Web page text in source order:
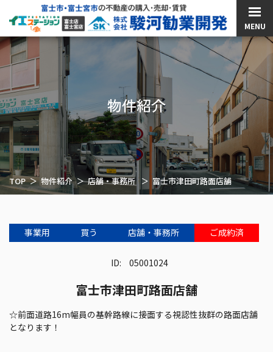
MENU
物件紹介
TOP 物件紹介 店舗・事務所 富士市津田町路面店舗
事業用 買う 店舗・事務所 ご成約済
ID: 05001024
富士市津田町路面店舗
☆前面道路16m幅員の基幹路線に接面する視認性抜群の路面店舗
となります！